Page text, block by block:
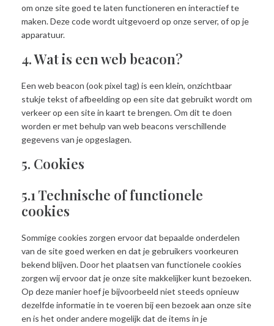
om onze site goed te laten functioneren en interactief te
maken. Deze code wordt uitgevoerd op onze server, of op je
apparatuur.
4. Wat is een web beacon?
Een web beacon (ook pixel tag) is een klein, onzichtbaar
stukje tekst of afbeelding op een site dat gebruikt wordt om
verkeer op een site in kaart te brengen. Om dit te doen
worden er met behulp van web beacons verschillende
gegevens van je opgeslagen.
5. Cookies
5.1 Technische of functionele
cookies
Sommige cookies zorgen ervoor dat bepaalde onderdelen
van de site goed werken en dat je gebruikers voorkeuren
bekend blijven. Door het plaatsen van functionele cookies
zorgen wij ervoor dat je onze site makkelijker kunt bezoeken.
Op deze manier hoef je bijvoorbeeld niet steeds opnieuw
dezelfde informatie in te voeren bij een bezoek aan onze site
en is het onder andere mogelijk dat de items in je